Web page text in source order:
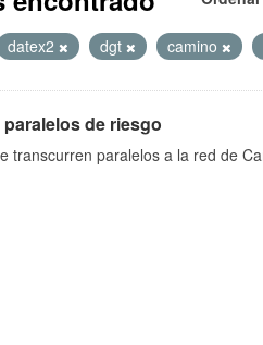
datex2 dgt camino
de riesgo
transcurren paralelos a la red de